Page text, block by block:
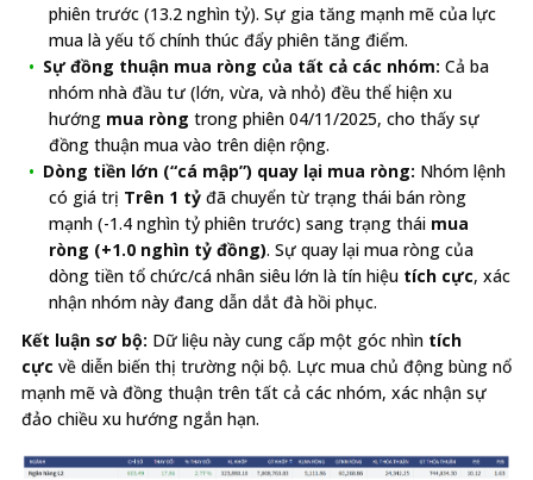
phiên trước (13.2 nghìn tỷ). Sự gia tăng mạnh mẽ của lực
mua là yếu tố chính thúc đẩy phiên tăng điểm.
Sự đồng thuận mua ròng của tất cả các nhóm: Cả ba
nhóm nhà đầu tư (lớn, vừa, và nhỏ) đều thể hiện xu
hướng mua ròng trong phiên 04/11/2025, cho thấy sự
đồng thuận mua vào trên diện rộng.
Dòng tiền lớn (“cá mập”) quay lại mua ròng: Nhóm lệnh
có giá trị Trên 1 tỷ đã chuyển từ trạng thái bán ròng
mạnh (-1.4 nghìn tỷ phiên trước) sang trạng thái mua
ròng (+1.0 nghìn tỷ đồng). Sự quay lại mua ròng của
dòng tiền tổ chức/cá nhân siêu lớn là tín hiệu tích cực, xác
nhận nhóm này đang dẫn dắt đà hồi phục.
Kết luận sơ bộ: Dữ liệu này cung cấp một góc nhìn tích
cực về diễn biến thị trường nội bộ. Lực mua chủ động bùng nổ
mạnh mẽ và đồng thuận trên tất cả các nhóm, xác nhận sự
đảo chiều xu hướng ngắn hạn.